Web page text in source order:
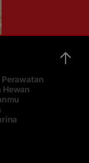
Hewan